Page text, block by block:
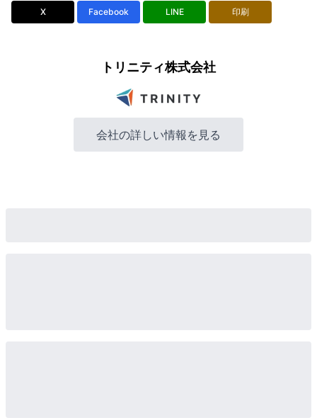
X Facebook LINE 印刷
トリニティ株式会社
会社の詳しい情報を見る